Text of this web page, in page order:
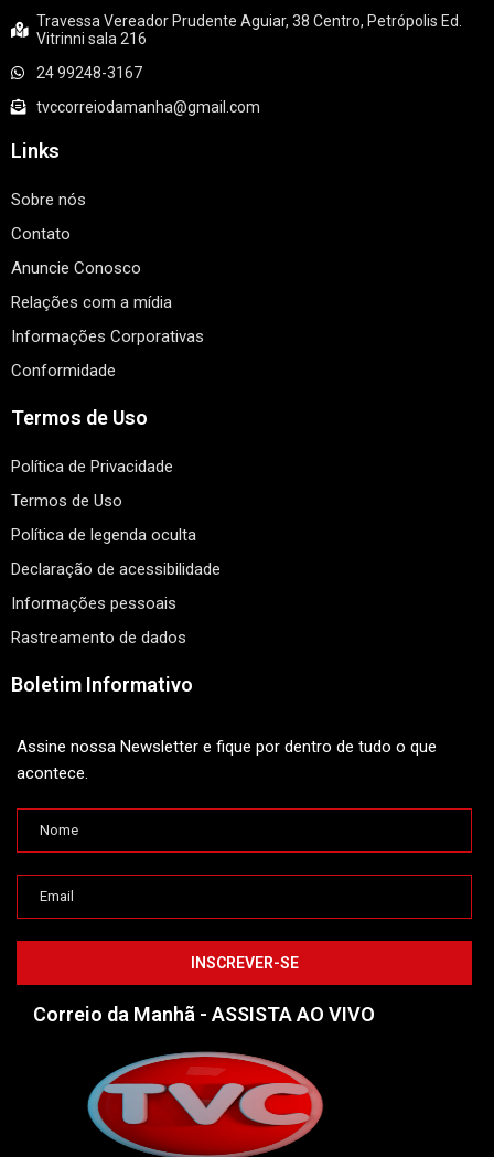
Travessa Vereador Prudente Aguiar, 38 Centro, Petrópolis Ed.
Vitrinni sala 216
24 99248-3167
tvccorreiodamanha@gmail.com
Links
Sobre nós
Contato
Anuncie Conosco
Relações com a mídia
Informações Corporativas
Conformidade
Termos de Uso
Política de Privacidade
Termos de Uso
Política de legenda oculta
Declaração de acessibilidade
Informações pessoais
Rastreamento de dados
Boletim Informativo
Assine nossa Newsletter e fique por dentro de tudo o que
acontece.
Correio da Manhã - ASSISTA AO VIVO